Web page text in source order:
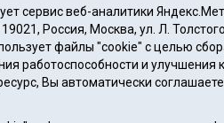
сервис веб-аналитики
Россия, Москва, ул. Л.
файлы "cookie" с целью
работоспособности и улучшения
Вы автоматически